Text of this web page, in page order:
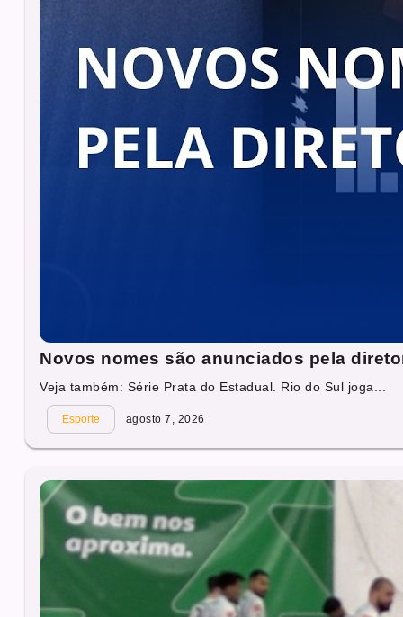
Novos nomes são anunciados pela
Veja também: Série Prata do Estadual. Rio do Sul joga...
Esporte agosto 7, 2026